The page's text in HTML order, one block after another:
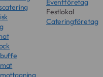
Eventföretag
Festlokal
Cateringföretag